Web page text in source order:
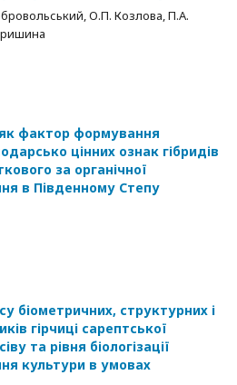
О.П. Козлова, П.А.
фактор формування
цінних ознак гібридів
за органічної
в Південному Степу
біометричних, структурних і
гірчиці сарептської
та рівня біологізації
культури в умовах